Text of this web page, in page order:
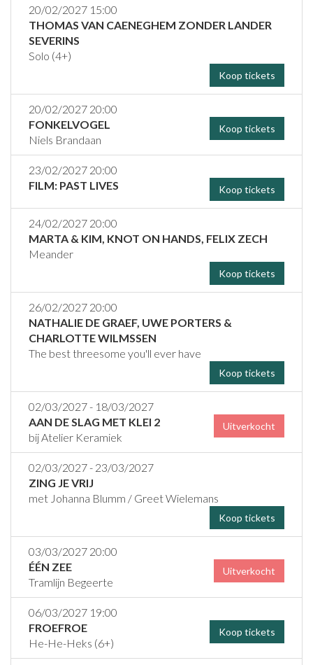
20/02/2027 15:00
THOMAS VAN CAENEGHEM ZONDER LANDER
SEVERINS
Solo (4+)
Koop tickets
20/02/2027 20:00
FONKELVOGEL
Niels Brandaan
Koop tickets
23/02/2027 20:00
FILM: PAST LIVES
Koop tickets
24/02/2027 20:00
MARTA & KIM, KNOT ON HANDS, FELIX ZECH
Meander
Koop tickets
26/02/2027 20:00
NATHALIE DE GRAEF, UWE PORTERS &
CHARLOTTE WILMSSEN
The best threesome you'll ever have
Koop tickets
02/03/2027 - 18/03/2027
AAN DE SLAG MET KLEI 2
bij Atelier Keramiek
Uitverkocht
02/03/2027 - 23/03/2027
ZING JE VRIJ
met Johanna Blumm / Greet Wielemans
Koop tickets
03/03/2027 20:00
ÉÉN ZEE
Tramlijn Begeerte
Uitverkocht
06/03/2027 19:00
FROEFROE
He-He-Heks (6+)
Koop tickets